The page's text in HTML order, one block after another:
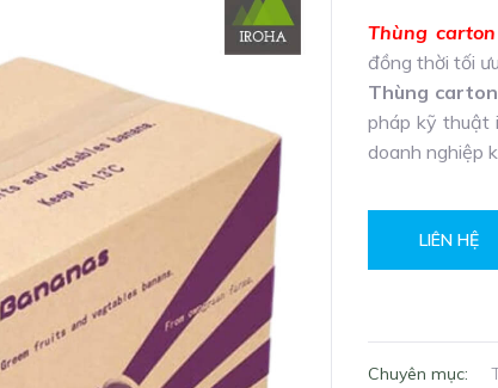
Thùng carton
đồng thời tối
Thùng
pháp kỹ thuật
doanh nghiệp
LIÊN HỆ
Chuyên mục: